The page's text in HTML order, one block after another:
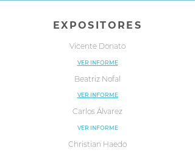
EXPOSITORES
Vicente Donato
VER INFORME
Beatriz Nofal
VER INFORME
Carlos Álvarez
VER INFORME
Christian Haedo